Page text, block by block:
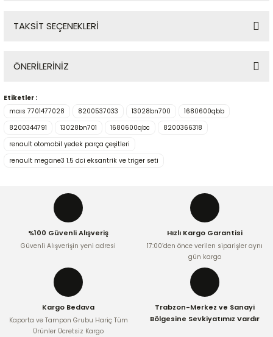
TAKSİT SEÇENEKLERİ
ÖNERİLERİNİZ
Bu ürünün fiyat bilgisi, resim, ürün açıklamalarında ve diğer
konularda yetersiz gördüğünüz noktaları öneri formunu
kullanarak tarafımıza iletebilirsiniz.
Ürün resmi kalitesiz, bozuk veya görüntülenemiyor.
Ürün bilgilerinde hatalar bulunuyor.
Ürün fiyatı diğer sitelerden daha pahalı.
Bu ürüne benzer farklı alternatifler olmalı.
Etiketler :
maıs 7701477028
8200537033 13028bn700
1680600qbb
8200344791
13028bn701 1680600qbc
8200366318
renault otomobil yedek parça çeşitleri
renault megane3 1.5 dci eksantrik ve triger seti
%100 Güvenli Alışveriş
Güvenli Alışverişin yeni adresi
Hızlı Kargo Garantisi
17:00’den önce verilen siparişler aynı
gün kargo
Kargo Bedava
Kaporta ve Tampon Grubu Hariç Tüm
Ürünler Ücretsiz Kargo
Trabzon-Merkez ve Sanayi
Bölgesine Sevkiyatımız Vardır